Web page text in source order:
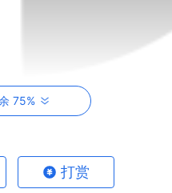
个性化的风格吸引了大量粉
基础主要集中在中国国内，
75%
打赏